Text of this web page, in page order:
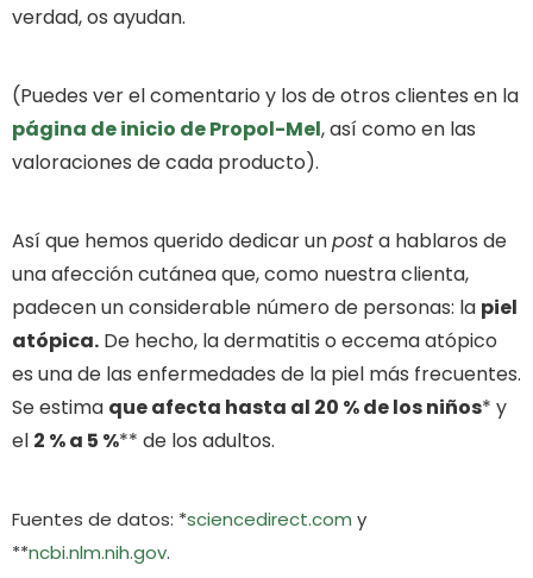
verdad, os ayudan.
(Puedes ver el comentario y los de otros clientes en la
página de inicio de Propol-Mel, así como en las
valoraciones de cada producto).
Así que hemos querido dedicar unposta hablaros de
una afección cutánea que, como nuestra clienta,
padecen un considerable número de personas: la piel
atópica. De hecho, la dermatitis o eccema atópico
es una de las enfermedades de la piel más frecuentes.
Se estima que afecta hasta al 20 % de los niños* y
el 2 % a 5 %** de los adultos.
Fuentes de datos: *sciencedirect.com y
**ncbi.nlm.nih.gov.